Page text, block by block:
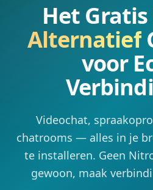
Het Gratis
Alternatief
voor
Videochat,
chatrooms — alles in je
te installeren. Geen
gewoon, maak